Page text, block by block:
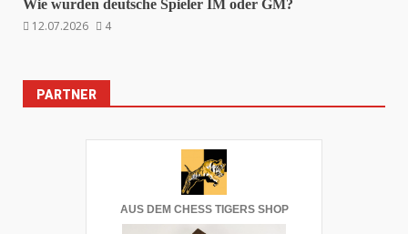
Wie wurden deutsche Spieler IM oder GM?
12.07.2026
4
PARTNER
AUS DEM CHESS TIGERS SHOP